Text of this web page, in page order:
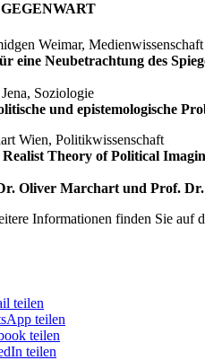
Weimar,
eine Neubetrachtung des
Soziologie
und epistemologische
Wien, Politikwissenschaft
Theory of Political
Oliver Marchart und Prof.
Informationen finden Sie auf
teilen
teilen
teilen
teilen